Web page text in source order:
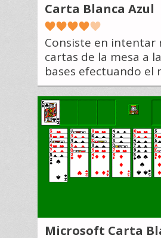
Carta Blanca Azul
Consiste en intentar
cartas de la mesa a
bases efectuando el
Microsoft Carta